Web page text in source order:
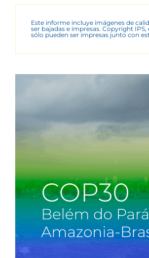
Este informe incluye imágenes de
ser bajadas e impresas. Copyright IPS,
sólo pueden ser impresas junto con